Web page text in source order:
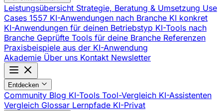
Leistungsübersicht Strategie, Beratung & Umsetzung Use
Cases 1557 KI-Anwendungen nach Branche KI konkret
KI-Anwendungen für deinen Betriebstyp KI-Tools nach
Branche Geprüfte Tools für deine Branche Referenzen
Praxisbeispiele aus der KI-Anwendung
Akademie Über uns Kontakt Newsletter
Entdecken
Community Blog KI-Tools Tool-Vergleich KI-Assistenten
Vergleich Glossar Lernpfade KI-Privat